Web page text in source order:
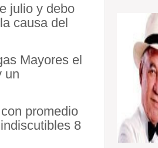
julio y debo
causa del
Mayores el
un
promedio
8